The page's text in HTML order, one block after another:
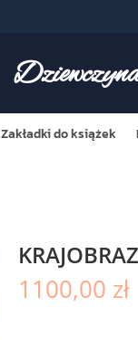
Zakładki do książek
1100,00 zł